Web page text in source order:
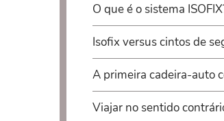
O que é o sistema
Isofix versus cintos de
A primeira cadeira-auto
Viajar no sentido